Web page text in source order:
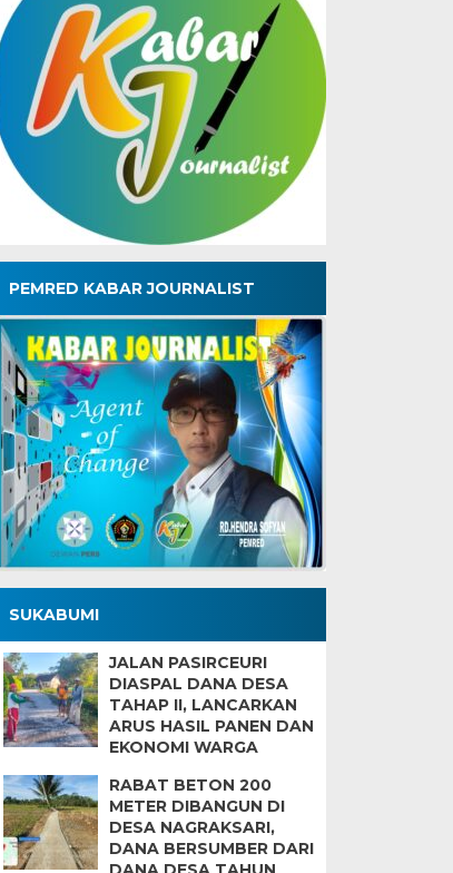
PEMRED KABAR JOURNALIST
SUKABUMI
JALAN PASIRCEURI
DIASPAL DANA DESA
TAHAP II, LANCARKAN
ARUS HASIL PANEN DAN
EKONOMI WARGA
RABAT BETON 200
METER DIBANGUN DI
DESA NAGRAKSARI,
DANA BERSUMBER DARI